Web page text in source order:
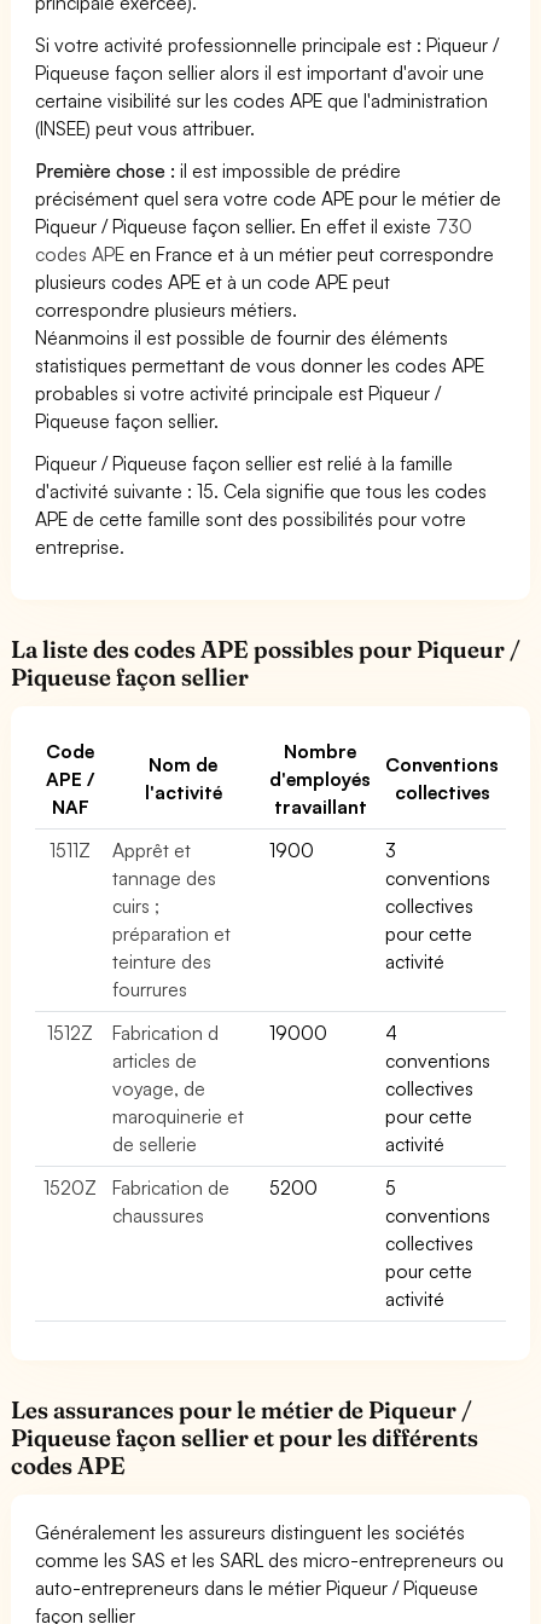
Si votre activité professionnelle principale est : Piqueur /
Piqueuse façon sellier alors il est important d'avoir une
certaine visibilité sur les codes APE que l'administration
(INSEE) peut vous attribuer.
Première chose : il est impossible de prédire
précisément quel sera votre code APE pour le métier de
Piqueur / Piqueuse façon sellier. En effet il existe 730
codes APE en France et à un métier peut correspondre
plusieurs codes APE et à un code APE peut
correspondre plusieurs métiers.
Néanmoins il est possible de fournir des éléments
statistiques permettant de vous donner les codes APE
probables si votre activité principale est Piqueur /
Piqueuse façon sellier.
Piqueur / Piqueuse façon sellier est relié à la famille
d'activité suivante : 15. Cela signifie que tous les codes
APE de cette famille sont des possibilités pour votre
entreprise.
La liste des codes APE possibles pour Piqueur /
Piqueuse façon sellier
Code
APE /
NAF
Nom de
l'activité
Nombre
d'employés
travaillant
Conventions
collectives
1511Z
Apprêt et
tannage des
cuirs ;
préparation et
teinture des
fourrures
1900
3
conventions
collectives
pour cette
activité
1512Z
Fabrication d
articles de
voyage, de
maroquinerie et
de sellerie
19000
4
conventions
collectives
pour cette
activité
1520Z
Fabrication de
chaussures
5200
5
conventions
collectives
pour cette
activité
Les assurances pour le métier de Piqueur /
Piqueuse façon sellier et pour les différents
codes APE
Généralement les assureurs distinguent les sociétés
comme les SAS et les SARL des micro-entrepreneurs ou
auto-entrepreneurs dans le métier Piqueur / Piqueuse
façon sellier